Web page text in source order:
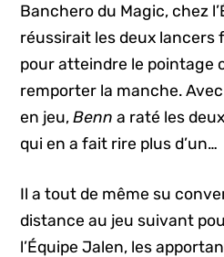
Banchero du Magic, chez
réussirait les deux lancers
pour atteindre le pointage
remporter la manche.
en jeu,Benna raté les
qui en a fait rire plus d’un…
Il a tout de même su
distance au jeu suivant
l’Équipe Jalen, les